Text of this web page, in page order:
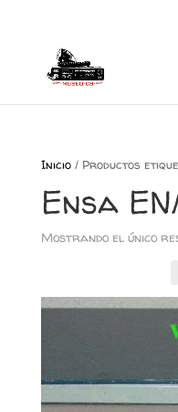
Inicio/ Productos
Ensa
Mostrando el único